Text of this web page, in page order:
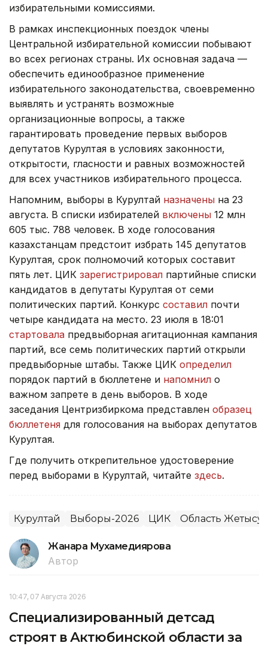
избирательными комиссиями.
В рамках инспекционных поездок члены
Центральной избирательной комиссии побывают
во всех регионах страны. Их основная задача —
обеспечить единообразное применение
избирательного законодательства, своевременно
выявлять и устранять возможные
организационные вопросы, а также
гарантировать проведение первых выборов
депутатов Курултая в условиях законности,
открытости, гласности и равных возможностей
для всех участников избирательного процесса.
Напомним, выборы в Курултай назначены на 23
августа. В списки избирателей включены 12 млн
605 тыс. 788 человек. В ходе голосования
казахстанцам предстоит избрать 145 депутатов
Курултая, срок полномочий которых составит
пять лет. ЦИК зарегистрировал партийные списки
кандидатов в депутаты Курултая от семи
политических партий. Конкурс составил почти
четыре кандидата на место. 23 июля в 18:01
стартовала предвыборная агитационная кампания
партий, все семь политических партий открыли
предвыборные штабы. Также ЦИК определил
порядок партий в бюллетене и напомнил о
важном запрете в день выборов. В ходе
заседания Центризбиркома представлен образец
бюллетеня для голосования на выборах депутатов
Курултая.
Где получить открепительное удостоверение
перед выборами в Курултай, читайте здесь.
Курултай Выборы-2026 ЦИК Область Жетысу
Жанара Мухамедиярова
Автор
10:47, 07 Августа 2026
Специализированный детсад
строят в Актюбинской области за